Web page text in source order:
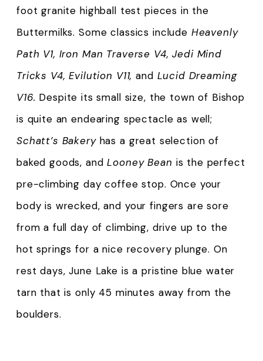
foot granite highball test pieces in the
Buttermilks. Some classics include Heavenly
Path V1, Iron Man Traverse V4, Jedi Mind
Tricks V4, Evilution V11,and Lucid Dreaming
V16. Despite its small size, the town of Bishop
is quite an endearing spectacle as well;
Schatt’s Bakeryhas a great selection of
baked goods, and Looney Bean is the perfect
pre-climbing day coffee stop. Once your
body is wrecked, and your fingers are sore
from a full day of climbing, drive up to the
hot springs for a nice recovery plunge. On
rest days, June Lake is a pristine blue water
tarn that is only 45 minutes away from the
boulders.